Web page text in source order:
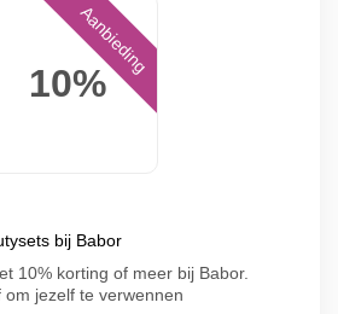
10%
Aanbieding
bij Babor
10% korting of meer bij Babor.
jezelf te verwennen